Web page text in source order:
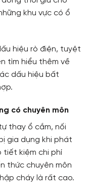
khu vực có ổ
hiệu rò điện, tuyệt
tìm hiểu thêm về
dấu hiệu bất
có chuyên môn
thay ổ cắm, nối
gia dụng khi phát
tiết kiệm chi phí
thức chuyên môn
cháy là rất cao.